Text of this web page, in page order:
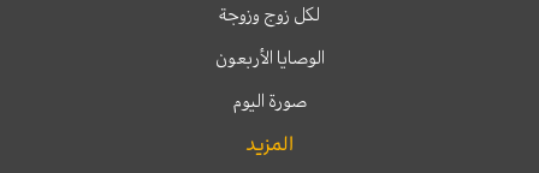
لكل زوج وزوجة
الوصايا الأربعون
صورة اليوم
المزيد